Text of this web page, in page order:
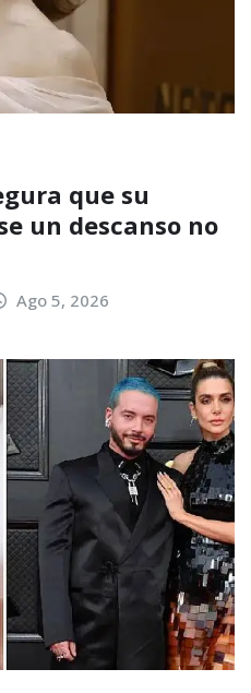
que su
un descanso no
Ago 5, 2026